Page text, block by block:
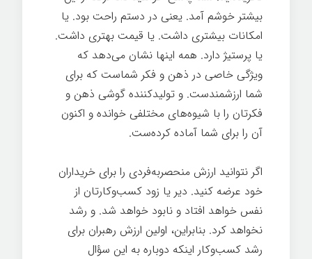
بیشتر خوشم آمد. یعنی در دستم راحت بود. یا
امکانات بیشتری داشت. یا قیمت بهتری داشت.
یا پرستیژ دارد. همه اینها نشان می‌دهد که
ویژگی خاصی در ذهن و فکر شماست که برای
شما ارزشمندست. و تولیدکننده گوشی ذهن و
فکرتان را با شیوه‌های مختلفی خوانده و اکنون
آن را برای شما آماده کرده‌ست.
اگر نتوانید ارزش منحصربه‌فردی را برای خریداران
خود عرضه کنید. دیر یا زود کسب‌وکارتان از
نفس خواهد افتاد و نابود خواهد شد. و رشد
نخواهد کرد. بنابراین، اولین ارزش رهبران برای
رشد کسب‌وکار اینکه دوباره به این سؤال